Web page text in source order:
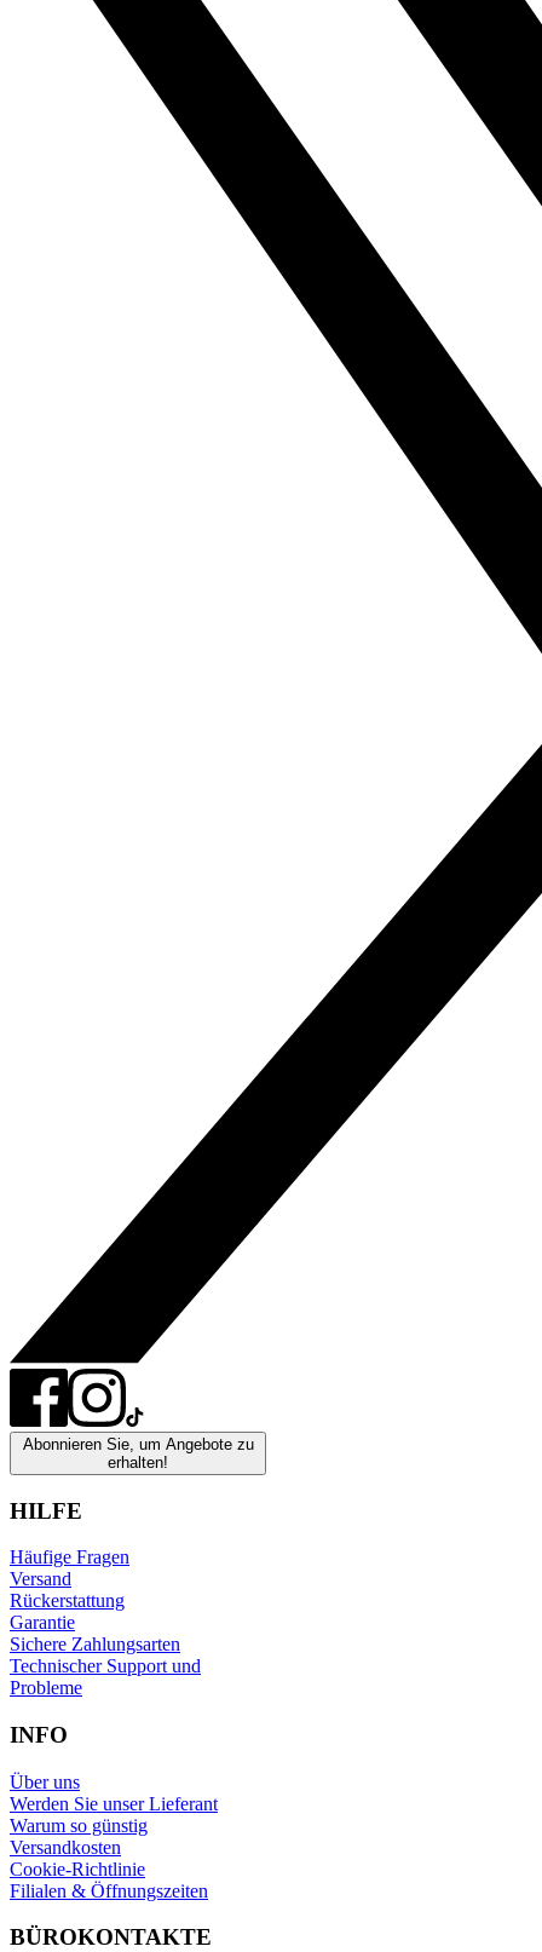
Abonnieren Sie, um Angebote zu
erhalten!
HILFE
Häufige Fragen
Versand
Rückerstattung
Garantie
Sichere Zahlungsarten
Technischer Support und
Probleme
INFO
Über uns
Werden Sie unser Lieferant
Warum so günstig
Versandkosten
Cookie-Richtlinie
Filialen & Öffnungszeiten
BÜROKONTAKTE